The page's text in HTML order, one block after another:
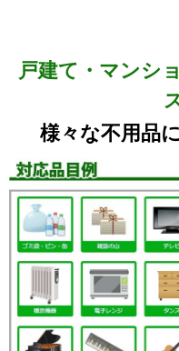
戸建て・マンシ
様々な不用品